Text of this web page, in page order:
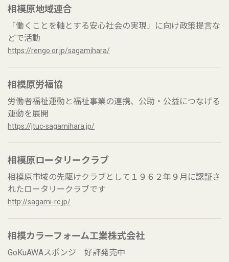
相模原地域連合
「働くことを軸とする安心社会の実現」に向け政策提言な
どで活動
https://rengo.or.jp/sagamihara/
相模原労福協
労働者福祉運動と福祉事業の連携、公助・公益につなげる
運動を展開
https://jtuc-sagamihara.jp/
相模原ロータリークラブ
相模原市域の先駆けクラブとして１９６２年９月に認証さ
れたロータリークラブです
http://sagami-rc.jp/
相模カラーフォーム工業株式会社
GoKuAWAスポンジ 好評発売中